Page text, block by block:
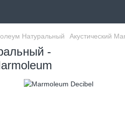
Натуральный Акустический
-